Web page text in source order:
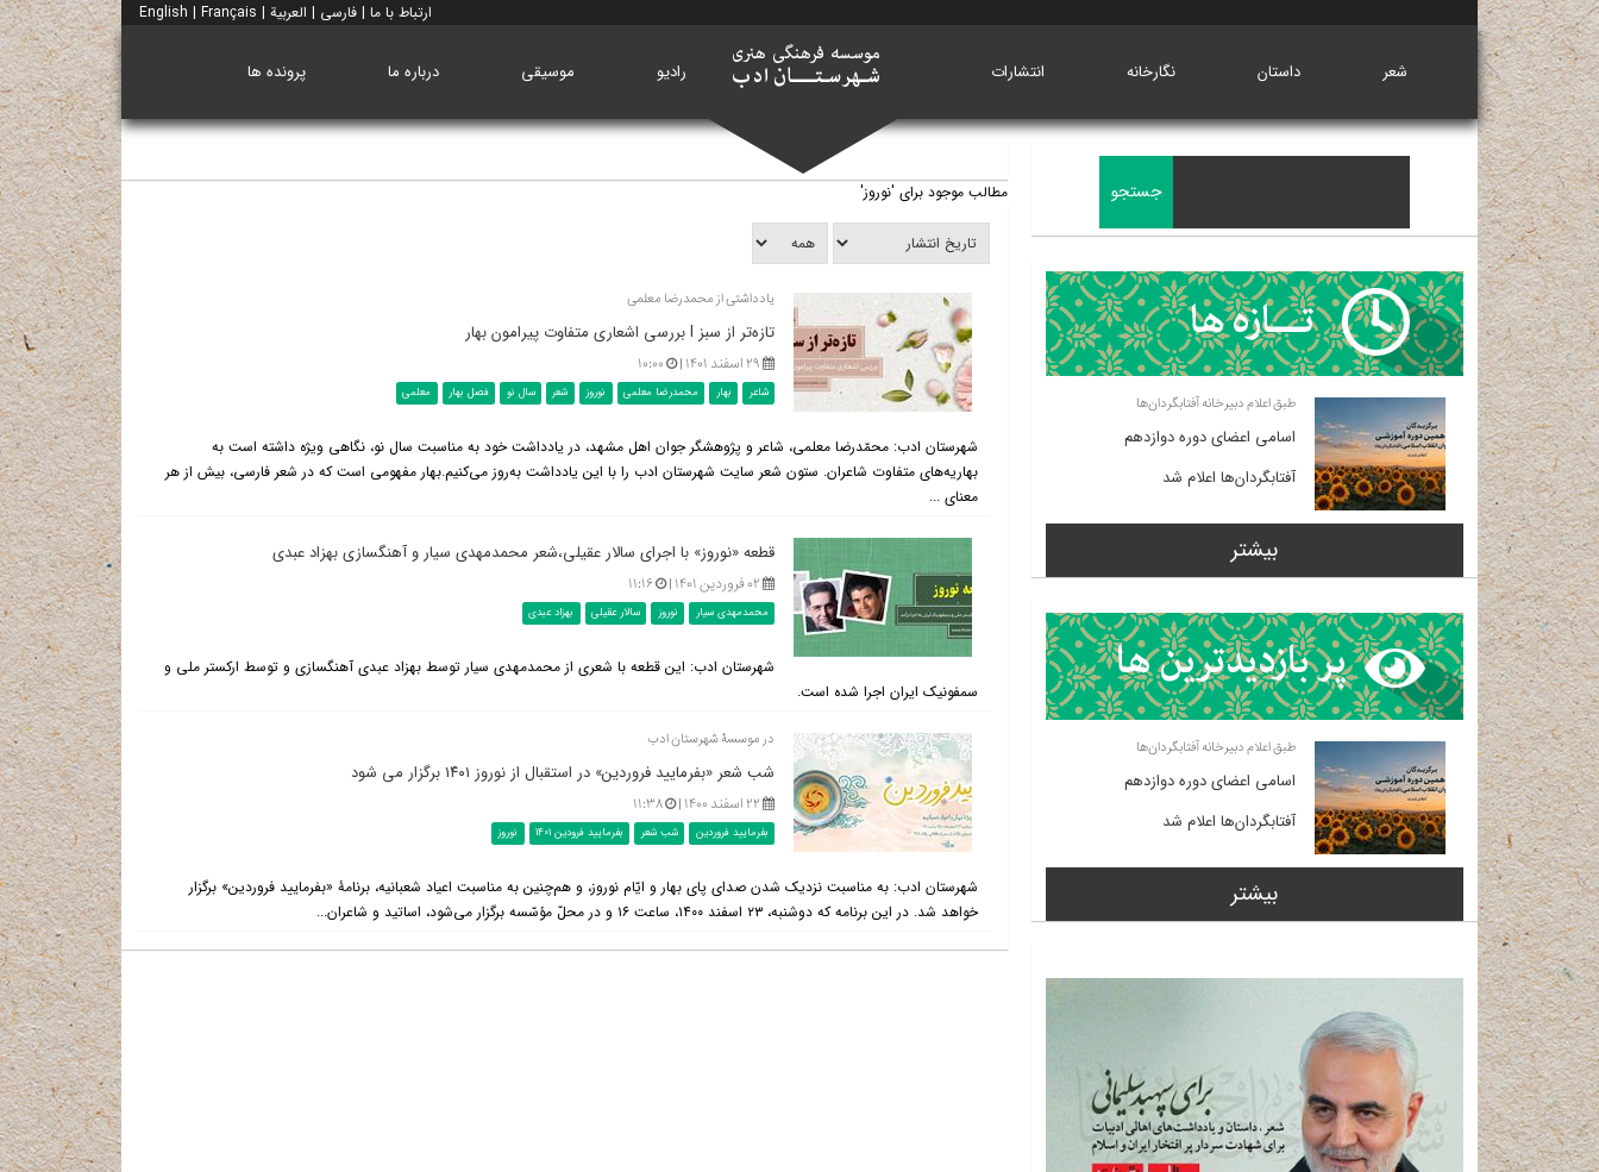
ارتباط با ما | فارسی | العربية |
English | Français
شعر داستان نگارخانه انتشارات خانه رادیو موسیقی درباره ما پرونده ها
مطالب موجود برای 'نوروز'
یادداشتی از محمدرضا معلمی
تازه‌تر از سبز l بررسی اشعاری متفاوت پیرامون بهار
۲۹ اسفند ۱۴۰۱ | ۱۰:۰۰
شاعر بهار محمدرضا معلمی نوروز شعر سال نو فصل بهار معلمی
شهرستان ادب: محمّدرضا معلمی، شاعر و پژوهشگر جوان اهل مشهد، در یادداشت خود به مناسبت سال نو، نگاهی ویژه داشته است به
بهاریه‌های متفاوت شاعران. ستون شعر سایت شهرستان ادب را با این یادداشت به‌روز می‌کنیم.بهار مفهومی است که در شعر فارسی، بیش از هر
معنای ...
قطعه «نوروز» با اجرای سالار عقیلی،شعر محمدمهدی سیار و آهنگسازی بهزاد عبدی
۰۲ فروردین ۱۴۰۱ | ۱۱:۱۶
محمدمهدی سیار نوروز سالار عقیلی بهزاد عبدی
شهرستان ادب: این قطعه با شعری از محمدمهدی سیار توسط بهزاد عبدی آهنگسازی و توسط ارکستر ملی و
سمفونیک ایران اجرا شده است.
در موسسۀ شهرستان ادب
شب شعر «بفرمایید فروردین» در استقبال از نوروز ۱۴۰۱ برگزار می شود
۲۲ اسفند ۱۴۰۰ | ۱۱:۳۸
بفرمایید فروردین شب شعر بفرمایید فرودین 1401 نوروز
شهرستان ادب: به مناسبت نزدیک شدن صدای پای بهار و ایّام نوروز، و هم‌چنین به مناسبت اعیاد شعبانیه، برنامۀ «بفرمایید فروردین» برگزار
خواهد شد. در این برنامه که دوشنبه، ۲۳ اسفند ۱۴۰۰، ساعت ۱۶ و در محلّ مؤسّسه برگزار می‌شود، اساتید و شاعران...
طبق اعلام دبیرخانه آفتابگردان‌ها
اسامی اعضای دوره دوازدهم
آفتابگردان‌ها اعلام شد
بیشتر
طبق اعلام دبیرخانه آفتابگردان‌ها
اسامی اعضای دوره دوازدهم
آفتابگردان‌ها اعلام شد
بیشتر